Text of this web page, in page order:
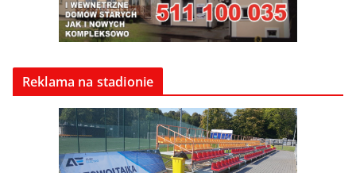
Reklama na stadionie